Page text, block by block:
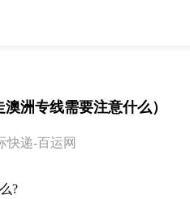
洲专线需要注意什么）
快递-百运网
?